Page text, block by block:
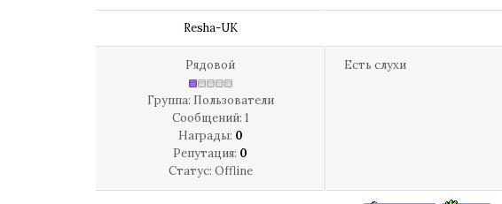
Resha-UK
Рядовой
Группа: Пользователи
Сообщений: 1
Награды: 0
Репутация: 0
Статус: Offline
Есть слухи